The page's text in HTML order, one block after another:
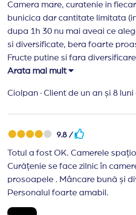
Camera mare, curatenie in
bunicica dar cantitate limitata
dupa 1h 30 nu mai aveai ce
si diversificate, bera foarte
Fructe putine si fara
mancat. Per total merita 4000-
Arata mai mult
Ciolpan · Client de un an și 8 luni
9.8 /
Totul a fost OK. Camerele
Curățenie se face zilnic în
prosoapele . Mâncare bună și
Personalul foarte amabil.